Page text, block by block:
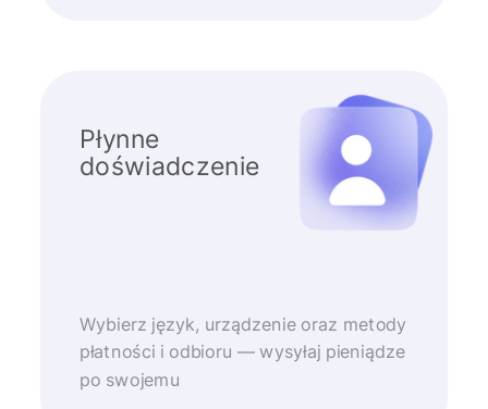
Płynne
doświadczenie
Wybierz język, urządzenie oraz metody
płatności i odbioru — wysyłaj pieniądze
po swojemu